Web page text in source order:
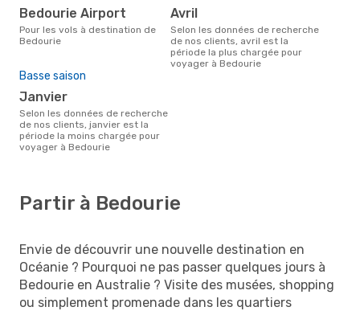
Bedourie Airport
Pour les vols à destination de
Bedourie
avril
Selon les données de recherche
de nos clients, avril est la
période la plus chargée pour
voyager à Bedourie
Basse saison
janvier
Selon les données de recherche
de nos clients, janvier est la
période la moins chargée pour
voyager à Bedourie
Partir à Bedourie
Envie de découvrir une nouvelle destination en
Océanie ? Pourquoi ne pas passer quelques jours à
Bedourie en Australie ? Visite des musées, shopping
ou simplement promenade dans les quartiers